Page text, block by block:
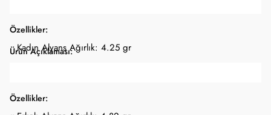
Özellikler:
Kadın Alyans Ağırlık: 4.25 gr
Ürün Açıklaması:
Özellikler: